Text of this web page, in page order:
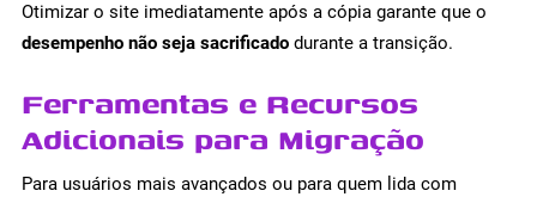
Otimizar o site imediatamente após a cópia garante que o
desempenho não seja sacrificado durante a transição.
Ferramentas e Recursos
Adicionais para Migração
Para usuários mais avançados ou para quem lida com